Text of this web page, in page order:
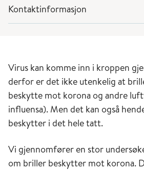
Kontaktinformasjon
Virus kan komme inn i kroppen
derfor er det ikke utenkelig at
beskytte mot korona og andre
influensa). Men det kan også
beskytter i det hele tatt.
Vi gjennomfører en stor
om briller beskytter mot korona.